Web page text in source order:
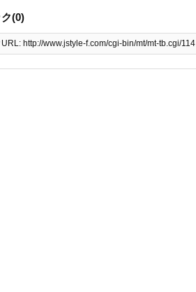
(0)
URL: http://www.jstyle-f.com/cgi-bin/mt/mt-tb.cgi/114